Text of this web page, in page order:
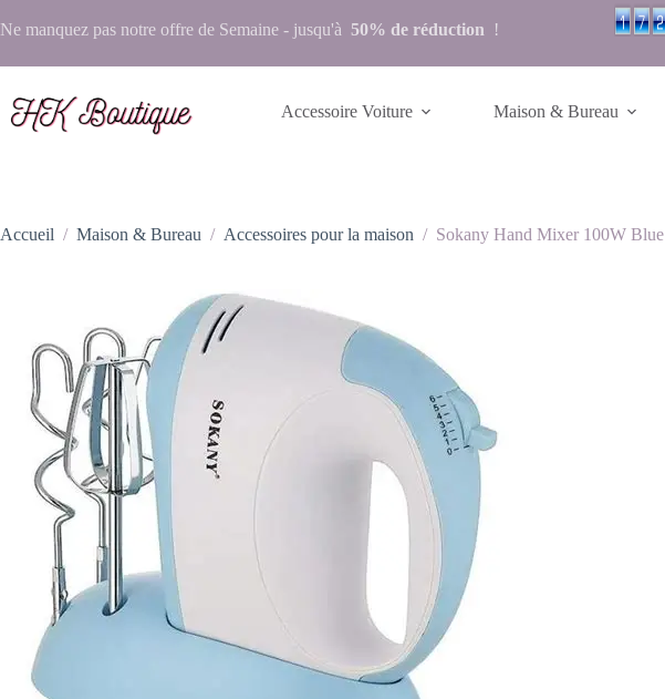
Ne manquez pas notre offre de Semaine - jusqu'à 50% de réduction !
Accessoire Voiture Maison & Bureau
Accueil / Maison & Bureau / Accessoires pour la maison / Sokany Hand Mixer 100W Blue